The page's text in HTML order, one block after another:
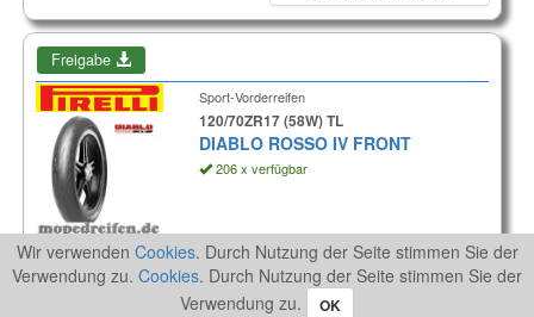
Freigabe
Sport-Vorderreifen
120/70ZR17 (58W) TL
DIABLO ROSSO IV FRONT
206 x verfügbar
Aktionspreis
inkl. 19% MwSt.
Wir verwenden Cookies. Durch Nutzung der Seite stimmen Sie der
Verwendung zu. Cookies. Durch Nutzung der Seite stimmen Sie der
Verwendung zu.
OK